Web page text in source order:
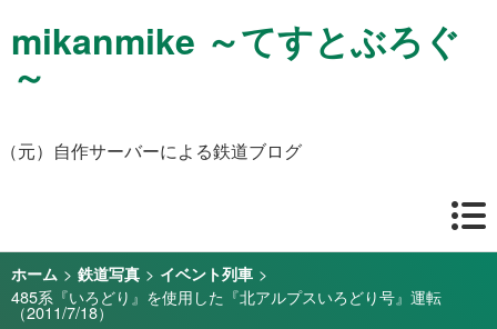
mikanmike ～てすとぶろぐ
～
（元）自作サーバーによる鉄道ブログ
ホーム > 鉄道写真 > イベント列車 >
485系『いろどり』を使用した『北アルプスいろどり号』運転
（2011/7/18）